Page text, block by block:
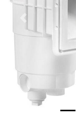
Vorige